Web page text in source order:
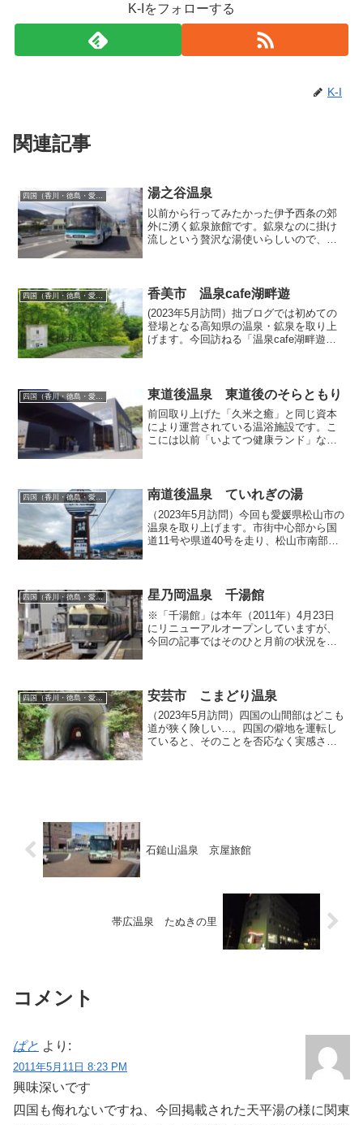
K-Iをフォローする
K-I
関連記事
湯之谷温泉
以前から行ってみたかった伊予西条の郊
外に湧く鉱泉旅館です。鉱泉なのに掛け
流しという贅沢な湯使いらしいので、ど
で石鎚神社前に到着（大...
四国（香川・徳島・愛媛・高知） 香美市 温泉cafe湖畔遊
(2023年5月訪問）拙ブログでは初めての
登場となる高知県の温泉・鉱泉を取り上
げます。今回訪ねる「温泉cafe湖畔遊」
浴のみの利...
東道後温泉 東道後のそらともり
前回取り上げた「久米之癒」と同じ資本
により運営されている温浴施設です。こ
こには以前「いよてつ健康ランド」なる
スタートを切ったん...
南道後温泉 ていれぎの湯
（2023年5月訪問）今回も愛媛県松山市の
温泉を取り上げます。市街中心部から国
道11号や県道40号を走り、松山市南部を
泉 ていれぎの...
四国（香川・徳島・愛媛・高知） 星乃岡温泉 千湯館
※「千湯館」は本年（2011年）4月23日
にリニューアルオープンしていますが、
今回の記事ではそのひと月前の状況を紹
点在しており、電車...
四国（香川・徳島・愛媛・高知） 安芸市 こまどり温泉
（2023年5月訪問）四国の山間部はどこも
道が狭く険しい…。四国の僻地を運転し
ていると、そのことを否応なく実感させ
石鎚山温泉 京屋旅館
帯広温泉 たぬきの里
コメント
ぱと より:
2011年5月11日 8:23 PM
興味深いです
四国も侮れないですね、今回掲載された天平湯の様に関東